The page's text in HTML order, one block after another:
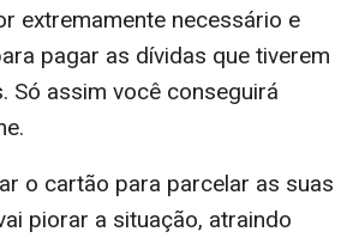
extremamente necessário e
pagar as dívidas que tiverem
Só assim você conseguirá
o cartão para parcelar as suas
piorar a situação, atraindo